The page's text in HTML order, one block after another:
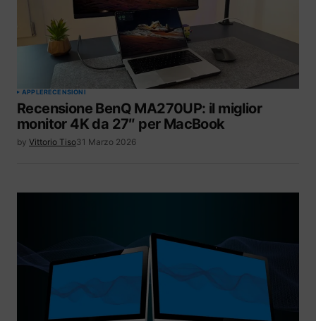
APPLERECENSIONI
Recensione BenQ MA270UP: il miglior
monitor 4K da 27″ per MacBook
by Vittorio Tiso31 Marzo 2026